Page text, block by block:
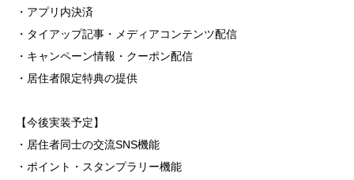
・アプリ内決済
・タイアップ記事・メディアコンテンツ配信
・キャンペーン情報・クーポン配信
・居住者限定特典の提供
【今後実装予定】
・居住者同士の交流SNS機能
・ポイント・スタンプラリー機能